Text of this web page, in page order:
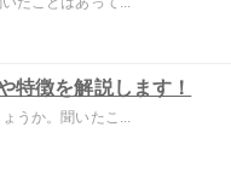
特徴を解説します！
うか。聞いたこ...